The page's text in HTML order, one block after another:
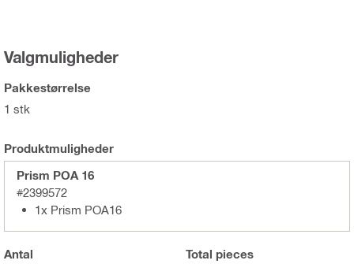
Valgmuligheder
Pakkestørrelse
1 stk
Produktmuligheder
Prism POA 16
#2399572
1x Prism POA16
Antal Total pieces